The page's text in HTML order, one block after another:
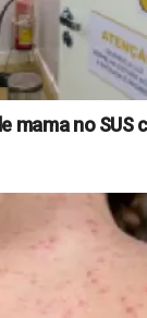
mama no SUS